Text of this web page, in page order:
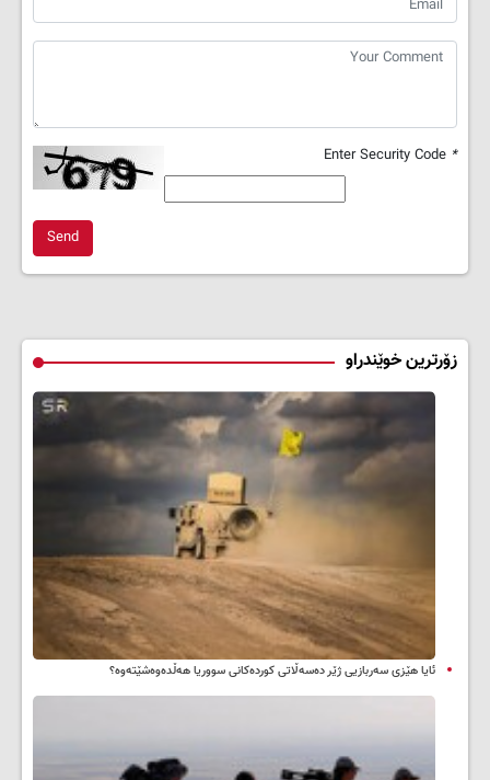
*
Send
زۆرترین خوێندراو
ئایا هێزی سەربازیی ژێر دەسەڵاتی کوردەکانی سووریا هەڵدەوەشێتەوە؟